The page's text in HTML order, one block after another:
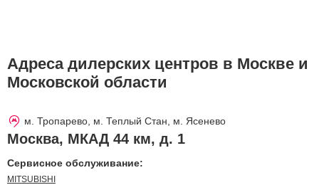
Адреса дилерских центров в Москве и
Московской области
м. Тропарево, м. Теплый Стан, м. Ясенево
Москва, МКАД 44 км, д. 1
Сервисное обслуживание:
MITSUBISHI